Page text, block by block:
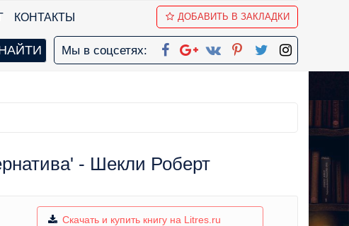
КОНТАКТЫ ДОБАВИТЬ В ЗАКЛАДКИ
Мы в соцсетях:
- Шекли Роберт
Скачать и купить книгу на Litres.ru